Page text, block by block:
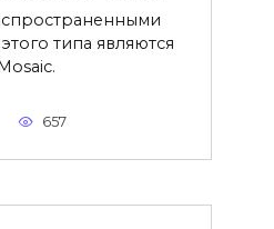
типа являются
Mosaic.
657